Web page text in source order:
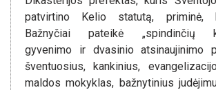
patvirtino Kelio statutą, priminė,
Bažnyčiai pateikė „spindinčių
gyvenimo ir dvasinio atsinaujinimo
šventuosius, kankinius,
maldos mokyklas, bažnytinius